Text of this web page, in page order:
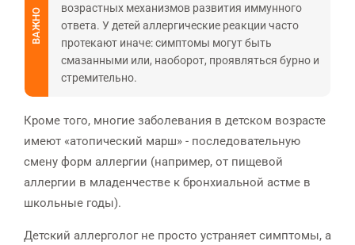
ВАЖНО
возрастных механизмов развития иммунного
ответа. У детей аллергические реакции часто
протекают иначе: симптомы могут быть
смазанными или, наоборот, проявляться бурно и
стремительно.
Кроме того, многие заболевания в детском возрасте
имеют «атопический марш» - последовательную
смену форм аллергии (например, от пищевой
аллергии в младенчестве к бронхиальной астме в
школьные годы).
Детский аллерголог не просто устраняет симптомы, а